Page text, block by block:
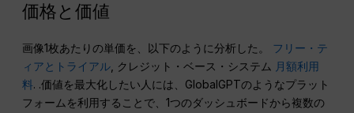
価格と価値
画像1枚あたりの単価を、以下のように分析した。 フリー・テ
ィアとトライアル , クレジット・ベース・システム 月額利用
料. .価値を最大化したい人には、GlobalGPTのようなプラット
フォームを利用することで、1つのダッシュボードから複数の